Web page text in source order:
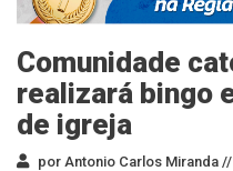
Comunidade
realizará bingo
de igreja
por Antonio Carlos Miranda //